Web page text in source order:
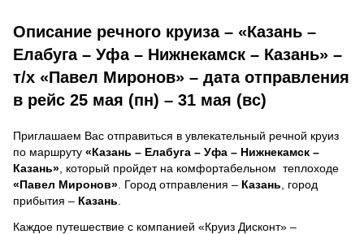
Описание речного круиза – «Казань –
Елабуга – Уфа – Нижнекамск – Казань» –
т/х «Павел Миронов» – дата отправления
в рейс 25 мая (пн) – 31 мая (вс)
Приглашаем Вас отправиться в увлекательный речной круиз
по маршруту «Казань – Елабуга – Уфа – Нижнекамск –
Казань» , который пройдет на комфортабельном теплоходе
«Павел Миронов» . Город отправления – Казань , город
прибытия – Казань
Каждое путешествие с компанией «Круиз Дисконт» –